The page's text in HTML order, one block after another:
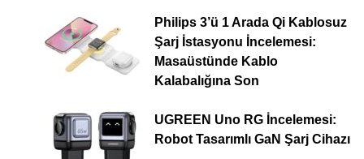
Philips 3’ü 1 Arada Qi Kablosuz
Şarj İstasyonu İncelemesi:
Masaüstünde Kablo
Kalabalığına Son
UGREEN Uno RG İncelemesi:
Robot Tasarımlı GaN Şarj Cihazı